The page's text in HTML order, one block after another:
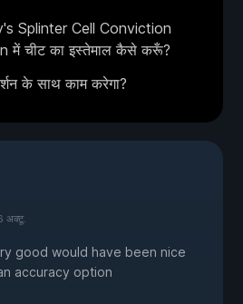
Splinter Cell Conviction
में चीट का इस्तेमाल कैसे करूँ?
के साथ काम करेगा?
अक्टू.
good would have been nice
accuracy option